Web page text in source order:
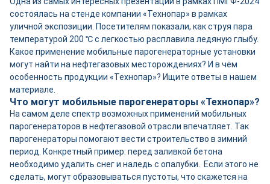
состоялась на стенде компании «Технопар» в рамках
уличной экспозиции. Посетителям показали, как струя пара
температурой 200 ℃ с легкостью расплавила ледяную глыбу.
Какое применение мобильные парогенераторные установки
могут найти на нефтегазовых месторождениях? И в чём
особенность продукции «Технопар»? Ищите ответы в нашем
материале.
Что могут мобильные парогенераторы «Технопар»?
На самом деле спектр возможных применений мобильных
парогенераторов в нефтегазовой отрасли впечатляет. Так
парогенераторы помогают вести строительство в зимний
период. Конкретный пример: перед заливкой бетона
необходимо удалить снег и наледь с опалубки. Если этого не
сделать, могут образовываться пустоты, что скажется на